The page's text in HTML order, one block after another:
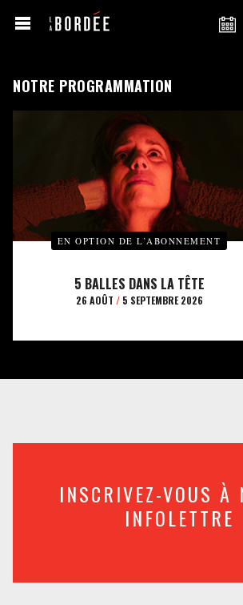
NOTRE PROGRAMMATION
EN OPTION DE L’ABONNEMENT
5 BALLES DANS LA TÊTE
26 AOÛT /5 SEPTEMBRE 2026
INSCRIVEZ-VOUS À
INFOLETTRE